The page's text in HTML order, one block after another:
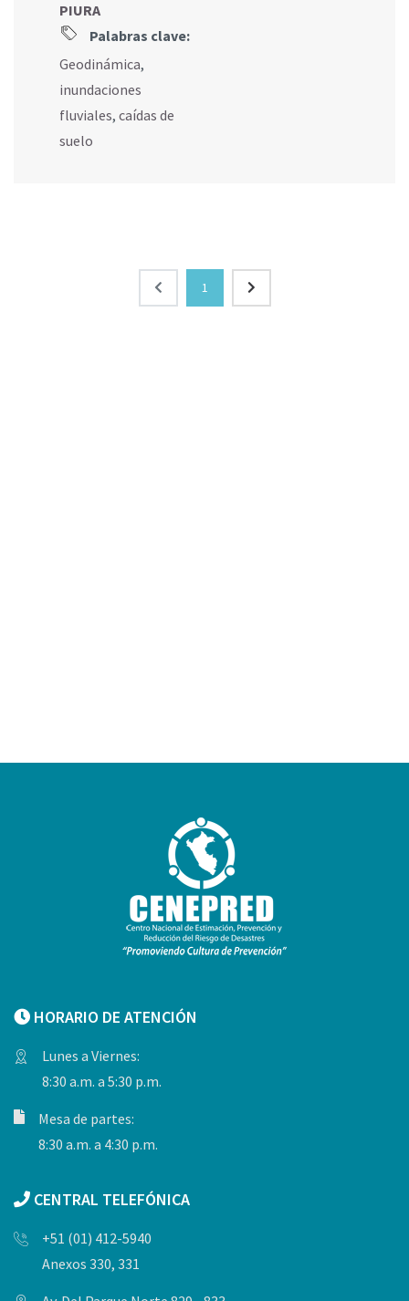
PIURA
Palabras clave:
Geodinámica,
inundaciones
fluviales, caídas de
suelo
1
HORARIO DE ATENCIÓN
Lunes a Viernes:
8:30 a.m. a 5:30 p.m.
Mesa de partes:
8:30 a.m. a 4:30 p.m.
CENTRAL TELEFÓNICA
+51 (01) 412-5940
Anexos 330, 331